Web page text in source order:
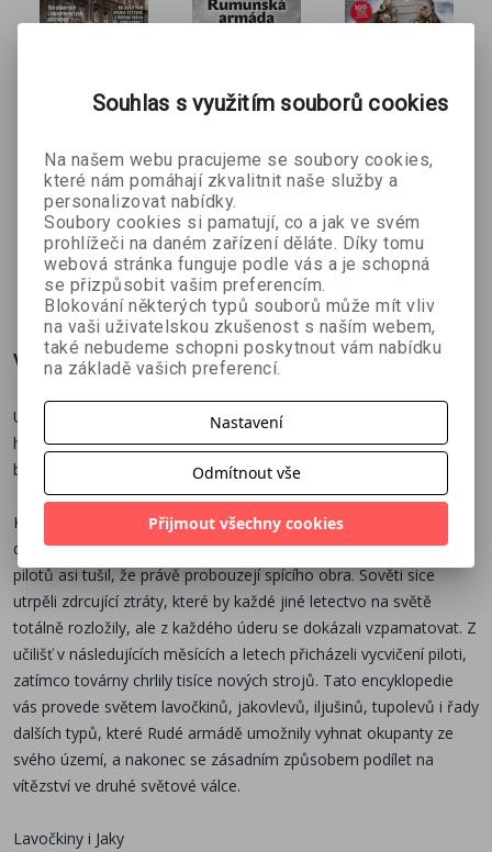
Svět tanků –
třetí
rozšířené
vydání
(Encykloped
ie)
Ivo Pejčoch a
kol.
863 Kč 959 Kč
Rumunská
armáda
1941-1945
kolektiv autorů
89 Kč 99 Kč
Den D 1944:
Normandii
(2. vydání)
kolektiv autorů
Více o knize
Ucelený přehled bojových letounů druhé světové války s rudými
hvězdami.Kniha z edice Encyklopedie vojenství je bohatá na
barevné bokorysy, ilustrace a technické detaily.
Když Luftwaffe 22. června 1941 rozsévala zkázu na všech
dosažitelných letištích Rudé armády, málokdo z německých
pilotů asi tušil, že právě probouzejí spícího obra. Sověti sice
utrpěli zdrcující ztráty, které by každé jiné letectvo na světě
totálně rozložily, ale z každého úderu se dokázali vzpamatovat. Z
učilišť v následujících měsících a letech přicházeli vycvičení piloti,
zatímco továrny chrlily tisíce nových strojů. Tato encyklopedie
vás provede světem lavočkinů, jakovlevů, iljušinů, tupolevů i řady
dalších typů, které Rudé armádě umožnily vyhnat okupanty ze
svého území, a nakonec se zásadním způsobem podílet na
vítězství ve druhé světové válce.
Lavočkiny i Jaky
Souhlas s využitím souborů cookies
Na našem webu pracujeme se soubory cookies,
které nám pomáhají zkvalitnit naše služby a
personalizovat nabídky.
Soubory cookies si pamatují, co a jak ve svém
prohlížeči na daném zařízení děláte. Díky tomu
webová stránka funguje podle vás a je schopná
se přizpůsobit vašim preferencím.
Blokování některých typů souborů může mít vliv
na vaši uživatelskou zkušenost s naším webem,
také nebudeme schopni poskytnout vám nabídku
na základě vašich preferencí.
Nastavení
Odmítnout vše
Přijmout všechny cookies